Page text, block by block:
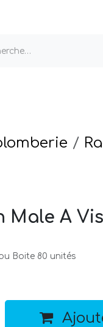
Male A
Boite 80 unités